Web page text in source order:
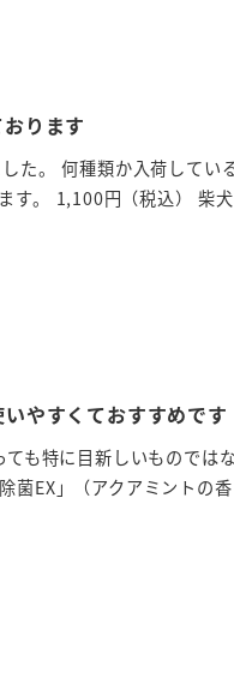
ります
た。 何種類か入荷してい
す。 1,100円（税込） 柴
やすくておすすめです
も特に目新しいものでは
EX」（アクアミントの香